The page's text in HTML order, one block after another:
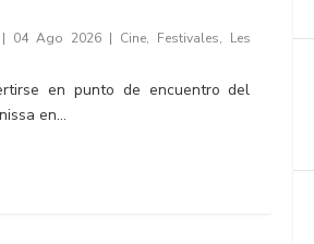
| 04 Ago 2026| Cine, Festivales, Les
en punto de encuentro del
en...